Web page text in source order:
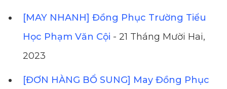
[MAY NHANH] Đồng Phục Trường Tiểu
Học Phạm Văn Cội - 21 Tháng Mười Hai,
2023
[ĐƠN HÀNG BỔ SUNG] May Đồng Phục